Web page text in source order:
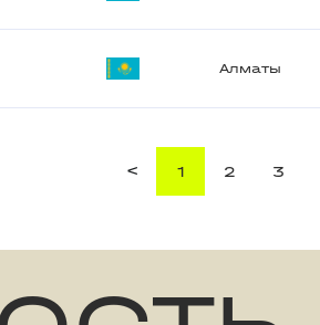
Алматы
< 1 2 3